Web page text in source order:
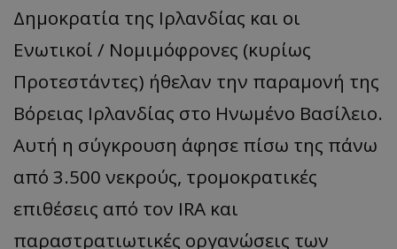
Δημοκρατία της Ιρλανδίας και οι
Ενωτικοί / Νομιμόφρονες (κυρίως
Προτεστάντες) ήθελαν την παραμονή της
Βόρειας Ιρλανδίας στο Ηνωμένο Βασίλειο.
Αυτή η σύγκρουση άφησε πίσω της πάνω
από 3.500 νεκρούς, τρομοκρατικές
επιθέσεις από τον IRA και
παραστρατιωτικές οργανώσεις των